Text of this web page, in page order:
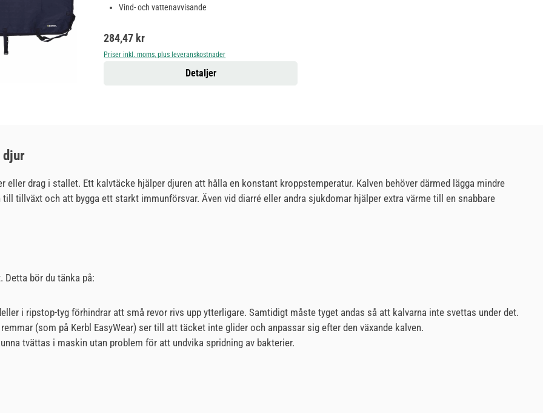
Vind- och vattenavvisande
Ordinarie pris:
284,47 kr
Priser inkl. moms, plus leveranskostnader
Detaljer
djur
drag i stallet. Ett kalvtäcke hjälper djuren att hålla en konstant kroppstemperatur. Kalven behöver därmed lägga mindre
tillväxt och att bygga ett starkt immunförsvar. Även vid diarré eller andra sjukdomar hjälper extra värme till en snabbare
bör du tänka på:
i ripstop-tyg förhindrar att små revor rivs upp ytterligare. Samtidigt måste tyget andas så att kalvarna inte svettas under det.
(som på Kerbl EasyWear) ser till att täcket inte glider och anpassar sig efter den växande kalven.
tvättas i maskin utan problem för att undvika spridning av bakterier.